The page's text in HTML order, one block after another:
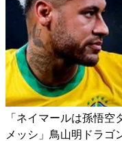
「ネイマールは孫悟
メッシ」鳥山明ドラゴ